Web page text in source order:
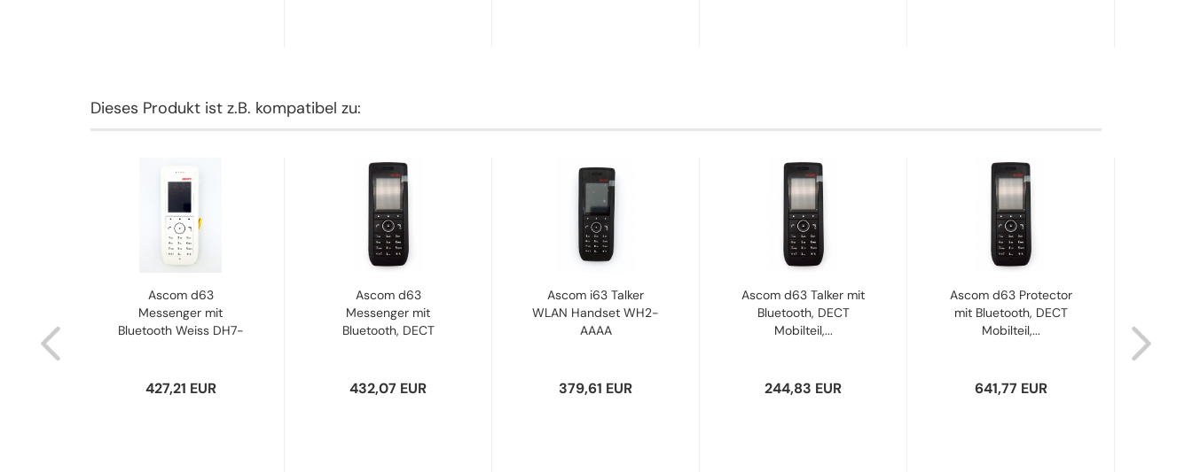
Dieses Produkt ist z.B. kompatibel zu:
Ascom d63
Messenger mit
Bluetooth Weiss DH7-
427,21 EUR
Ascom d63
Messenger mit
Bluetooth, DECT
432,07 EUR
Ascom i63 Talker
WLAN Handset WH2-
AAAA
379,61 EUR
Ascom d63 Talker mit
Bluetooth, DECT
Mobilteil,...
244,83 EUR
Ascom d63 Protector
mit Bluetooth, DECT
Mobilteil,...
641,77 EUR